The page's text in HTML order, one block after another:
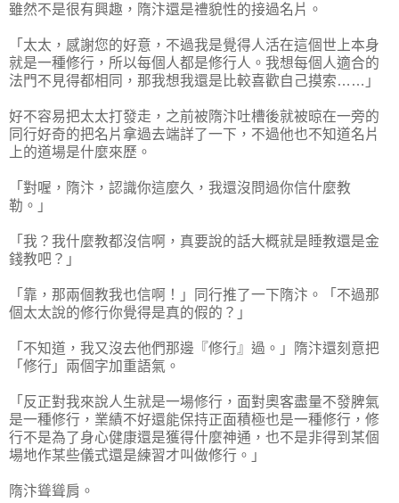
雖然不是很有興趣，隋汴還是禮貌性的接過名片。
「太太，感謝您的好意，不過我是覺得人活在這個世上本身
就是一種修行，所以每個人都是修行人。我想每個人適合的
法門不見得都相同，那我想我還是比較喜歡自己摸索……」
好不容易把太太打發走，之前被隋汴吐槽後就被晾在一旁的
同行好奇的把名片拿過去端詳了一下，不過他也不知道名片
上的道場是什麼來歷。
「對喔，隋汴，認識你這麼久，我還沒問過你信什麼教
勒。」
「我？我什麼教都沒信啊，真要說的話大概就是睡教還是金
錢教吧？」
「靠，那兩個教我也信啊！」同行推了一下隋汴。「不過那
個太太說的修行你覺得是真的假的？」
「不知道，我又沒去他們那邊『修行』過。」隋汴還刻意把
「修行」兩個字加重語氣。
「反正對我來說人生就是一場修行，面對奧客盡量不發脾氣
是一種修行，業績不好還能保持正面積極也是一種修行，修
行不是為了身心健康還是獲得什麼神通，也不是非得到某個
場地作某些儀式還是練習才叫做修行。」
隋汴聳聳肩。